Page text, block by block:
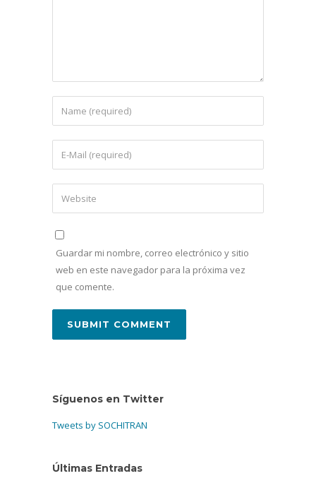
Guardar mi nombre, correo electrónico y sitio
web en este navegador para la próxima vez
que comente.
Síguenos en Twitter
Tweets by SOCHITRAN
Últimas Entradas